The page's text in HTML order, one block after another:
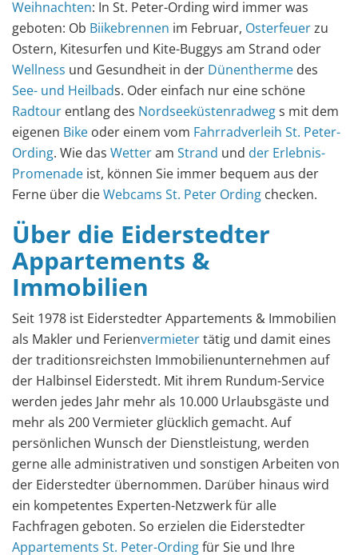
Weihnachten: In St. Peter-Ording wird immer was
geboten: Ob Biikebrennen im Februar, Osterfeuerzu
Ostern, Kitesurfen und Kite-Buggys am Strand oder
Wellness und Gesundheit in der Dünentherme des
See- und Heilbads. Oder einfach nur eine schöne
Radtour entlang des Nordseeküstenradwegs mit dem
eigenen Bike oder einem vom Fahrradverleih St. Peter-
Ording. Wie das Wetteram Strand und der Erlebnis-
Promenade ist, können Sie immer bequem aus der
Ferne über dieWebcams St. Peter Ording checken.
Über die Eiderstedter
Appartements &
Immobilien
Seit 1978 ist Eiderstedter Appartements & Immobilien
als Makler und Ferienvermietertätig und damit eines
der traditionsreichsten Immobilienunternehmen auf
der Halbinsel Eiderstedt. Mit ihrem Rundum-Service
werden jedes Jahr mehr als 10.000 Urlaubsgäste und
mehr als 200 Vermieter glücklich gemacht. Auf
persönlichen Wunsch der Dienstleistung, werden
gerne alle administrativen und sonstigen Arbeiten von
der Eiderstedter übernommen. Darüber hinaus wird
ein kompetentes Experten-Netzwerk für alle
Fachfragen geboten. So erzielen die Eiderstedter
Appartements St. Peter-Ordingfür Sie und Ihre